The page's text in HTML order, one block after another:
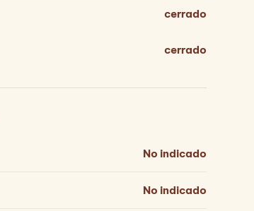
cerrado
cerrado
No indicado
No indicado